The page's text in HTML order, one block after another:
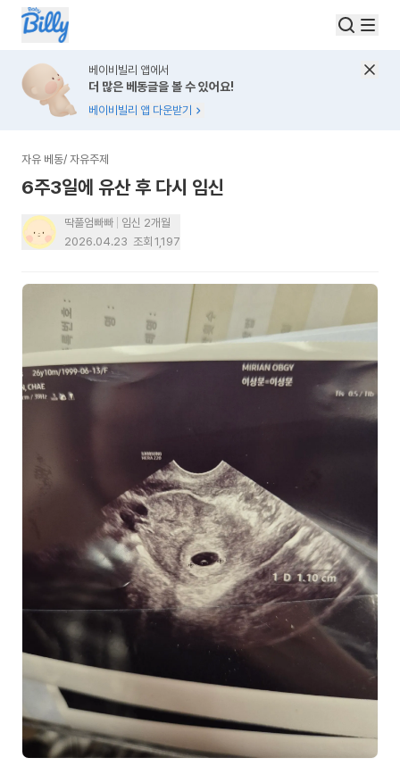
베이비빌리 앱에서
더 많은 베동글을 볼 수 있어요!
베이비빌리 앱 다운받기
자유 베동/ 자유주제
6주3일에 유산 후 다시 임신
딱풀엄빠빠
임신 2개월
2026.04.23 조회 1,197